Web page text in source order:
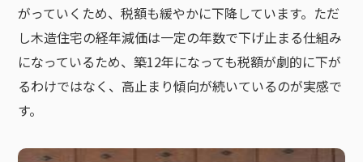
がっていくため、税額も緩やかに下降しています。ただ
し木造住宅の経年減価は一定の年数で下げ止まる仕組み
になっているため、築12年になっても税額が劇的に下が
るわけではなく、高止まり傾向が続いているのが実感で
す。